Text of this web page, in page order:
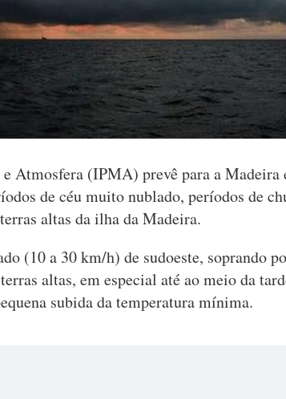
Atmosfera (IPMA) prevê para a Madeira
de céu muito nublado, períodos de
altas da ilha da Madeira.
(10 a 30 km/h) de sudoeste, soprando
altas, em especial até ao meio da
subida da temperatura mínima.